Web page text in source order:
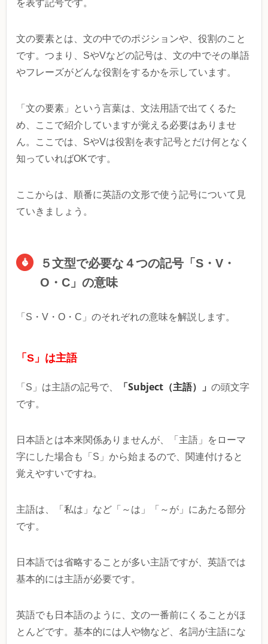
を表す記号です。
文の要素とは、文の中でのポジションや、役割のこと
です。つまり、SやVなどの記号は、文の中でその単語
やフレーズがどんな役割をするかを示しています。
「文の要素」という言葉は、文法用語で出てくるた
め、ここで紹介していますが覚える必要はありませ
ん。ここでは、SやVは役割を表す記号とだけ何となく
知っていればOKです。
ここからは、順番に英語の文形で使う記号について見
ていきましょう。
５文型で必要な４つの記号「S・V・
O・C」の意味
「S・V・O・C」のそれぞれの意味を解説します。
「S」は主語
「S」は主語の記号で、 「Subject（主語）」 の頭文字
です。
日本語とは本来関係ありませんが、「主語」をローマ
字にした場合も「S」から始まるので、関連付けると
覚えやすいですね。
主語は、「私は」など「～は」「～が」にあたる部分
です。
日本語では省略することが多い主語ですが、英語では
基本的には主語が必要です。
英語でも日本語のように、文の一番前にくることがほ
とんどです。基本的には人や物など、名詞が主語にな